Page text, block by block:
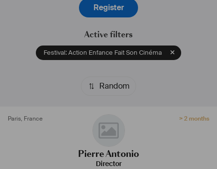
Register
Active filters
Festival: Action Enfance Fait Son Cinéma
Random
Paris, France > 2 months
Pierre Antonio
Director